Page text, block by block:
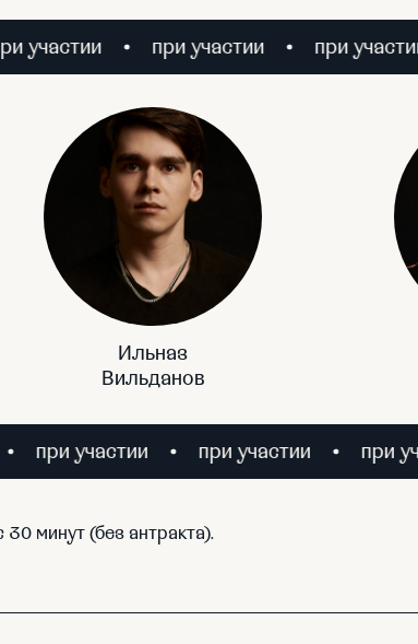
при участии при участии
Ильназ
Вильданов
при участии при участии
30 минут (без антракта).